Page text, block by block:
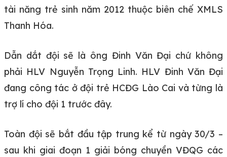
tài năng trẻ sinh năm 2012 thuộc biên chế XMLS
Thanh Hóa.
Dẫn dắt đội sẽ là ông Đinh Văn Đại chứ không
phải HLV Nguyễn Trọng Linh. HLV Đinh Văn Đại
đang công tác ở đội trẻ HCĐG Lào Cai và từng là
trợ lí cho đội 1 trước đây.
Toàn đội sẽ bắt đầu tập trung kể từ ngày 30/3 –
sau khi giai đoạn 1 giải bóng chuyền VĐQG các